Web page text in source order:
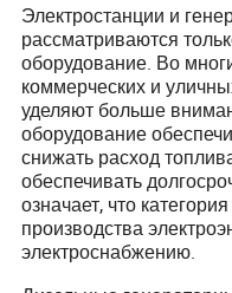
Электростанции и
рассматриваются
оборудование. Во
коммерческих и
уделяют больше
оборудование
снижать расход
обеспечивать
означает, что
производства
электроснабжению.